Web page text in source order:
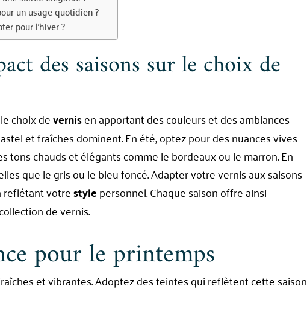
un usage quotidien ?
pour l’hiver ?
des saisons sur le choix de
choix devernisen apportant des couleurs et des ambiances
et fraîches dominent. En été, optez pour des nuances vives
tons chauds et élégants comme le bordeaux ou le marron. En
que le gris ou le bleu foncé. Adapter votre vernis aux saisons
reflétant votrestylepersonnel. Chaque saison offre ainsi
de vernis.
pour le printemps
et vibrantes. Adoptez des teintes qui reflètent cette saison